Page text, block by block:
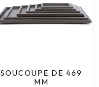
SOUCOUPE DE 469
MM